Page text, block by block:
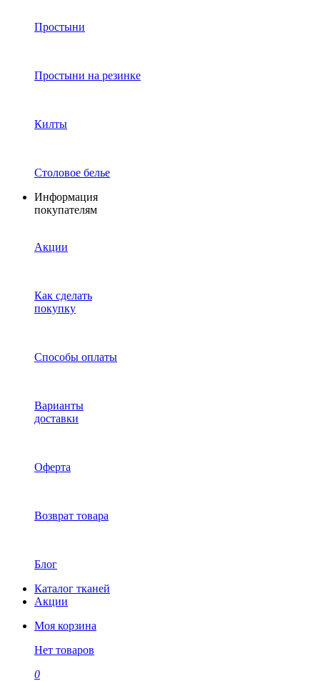
Простыни
Простыни на резинке
Килты
Столовое белье
Информация
покупателям
Акции
Как сделать
покупку
Способы оплаты
Варианты
доставки
Оферта
Возврат товара
Блог
Каталог тканей
Акции
Моя корзина
Нет товаров
0